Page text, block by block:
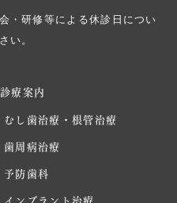
・研修等による休診日につい
い。
診療案内
むし歯治療・根管治療
歯周病治療
予防歯科
インプラント治療